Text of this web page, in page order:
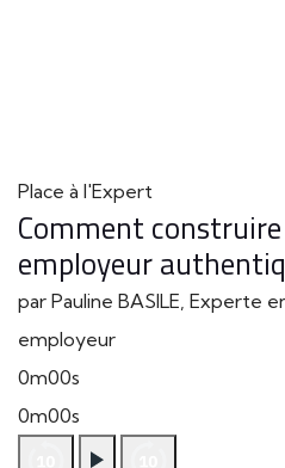
Place à l'Expert
Comment
employeur
par Pauline BASILE, Experte
employeur
0m00s
0m00s